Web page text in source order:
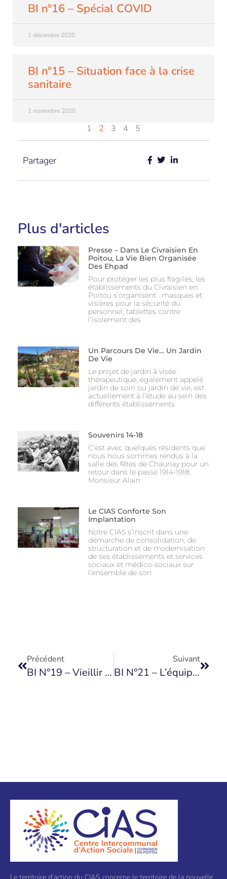
BI n°16 – Spécial COVID
1 décembre 2020
BI n°15 – Situation face à la crise
sanitaire
1 novembre 2020
1 2 3 4 5
Partager
Plus d'articles
Presse – Dans Le Civraisien En
Poitou, La Vie Bien Organisée
Des Ehpad
Pour protéger les plus fragiles, les
établissements du Civraisien en
Poitou s’organisent : masques et
visières pour la sécurité du
personnel, tablettes contre
l’isolement des
Un Parcours De Vie… Un Jardin
De Vie
Le projet de jardin à visée
thérapeutique, également appelé
jardin de soin ou jardin de vie, est
actuellement à l’étude au sein des
différents établissements
Souvenirs 14-18
C’est avec quelques résidents que
nous nous sommes rendus à la
salle des fêtes de Chaunay pour un
retour dans le passé 1914-1918.
Monsieur Alain
Le CIAS Conforte Son
Implantation
Notre CIAS s’inscrit dans une
démarche de consolidation, de
structuration et de modernisation
de ses établissements et services
sociaux et médico-sociaux sur
l’ensemble de son
Précédent
BI N°19 – Vieillir En Beauté
Suivant
BI N°21 – L’équipe Du Siège Du CIAS, Enfin Constituée